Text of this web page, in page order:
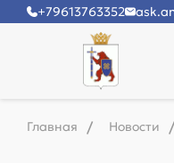
+79613763352
Главная Новости